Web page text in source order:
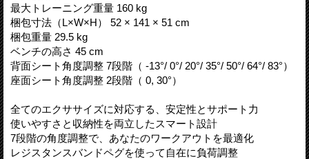
最大トレーニング重量 160 kg
梱包寸法（L×W×H） 52 × 141 × 51 cm
梱包重量 29.5 kg
ベンチの高さ 45 cm
背面シート角度調整 7段階（ -13°/ 0°/ 20°/ 35°/ 50°/ 64°/ 83°）
座面シート角度調整 2段階（ 0, 30°）
全てのエクササイズに対応する、安定性とサポート力
使いやすさと収納性を両立したスマート設計
7段階の角度調整で、あなたのワークアウトを最適化
レジスタンスバンドペグを使って自在に負荷調整